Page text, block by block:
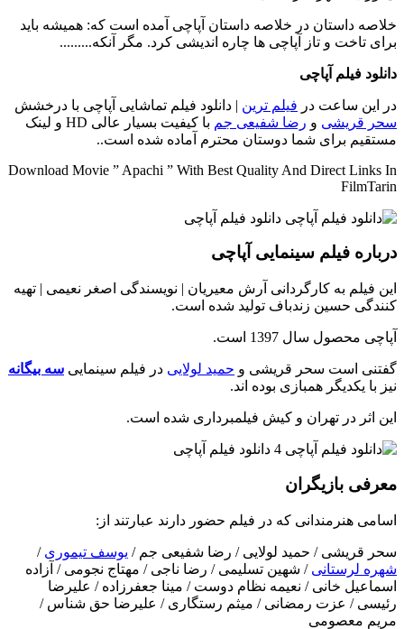
خلاصه داستان در خلاصه داستان آپاچی آمده است که: همیشه باید
برای تاخت و تاز آپاچی ها چاره اندیشی کرد. مگر آنکه.........
دانلود فیلم آپاچی
در این ساعت در فیلم ترین | دانلود فیلم تماشایی آپاچی با درخشش
سحر قریشی و رضا شفیعی جم
با کیفیت بسیار عالی HD و لینک
مستقیم برای شما دوستان محترم آماده شده است..
Download Movie ” Apachi ” With Best Quality And Direct Links In
FilmTarin
درباره فیلم سینمایی آپاچی
این فیلم به کارگردانی آرش معیریان | نویسندگی اصغر نعیمی | تهیه
کنندگی حسین زندباف تولید شده است.
آپاچی محصول سال 1397 است.
گفتنی است سحر قریشی و حمید لولایی در فیلم سینمایی سه بیگانه
نیز با یکدیگر همبازی بوده اند.
این اثر در تهران و کیش فیلمبرداری شده است.
معرفی بازیگران
اسامی هنرمندانی که در فیلم حضور دارند عبارتند از:
سحر قریشی / حمید لولایی / رضا شفیعی جم / یوسف تیموری /
شهره لرستانی / شهین تسلیمی / رضا ناجی / مهتاج نجومی / آزاده
اسماعیل خانی / نعیمه نظام دوست / مینا جعفرزاده / علیرضا
رئیسی / عزت رمضانی / میثم رستگاری / علیرضا حق شناس /
مریم معصومی